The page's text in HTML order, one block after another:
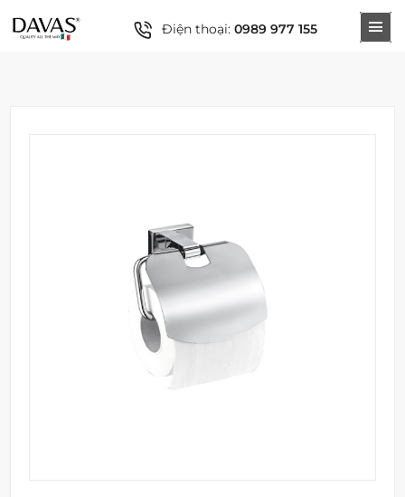
Điện thoại: 0989 977 155